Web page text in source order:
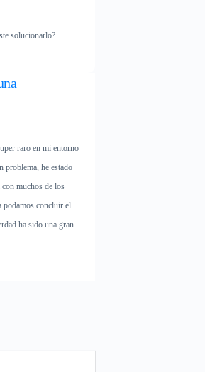
solucionarlo?
raro en mi entorno
problema, he estado
muchos de los
podamos concluir el
ha sido una gran